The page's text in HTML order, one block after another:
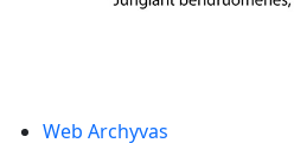
Web Archyvas